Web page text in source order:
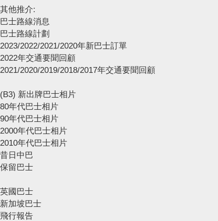
其他推介:
巴士路線消息
巴士路線計劃
2023/2022/2021/2020年新巴士訂單
2022年交通要聞回顧
2021/2020/2019/2018/2017年交通要聞回顧
(B3) 新出牌巴士相片
80年代巴士相片
90年代巴士相片
2000年代巴士相片
2010年代巴士相片
昔日中巴
保留巴士
英國巴士
新加坡巴士
飛行報告